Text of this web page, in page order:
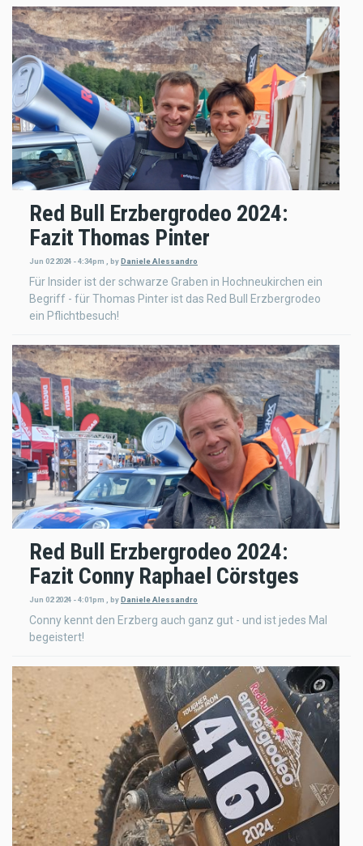
Red Bull Erzbergrodeo 2024:
Fazit Thomas Pinter
Jun 02 2024 - 4:34pm , byDaniele Alessandro
Für Insider ist der schwarze Graben in Hochneukirchen ein
Begriff - für Thomas Pinter ist das Red Bull Erzbergrodeo
ein Pflichtbesuch!
Red Bull Erzbergrodeo 2024:
Fazit Conny Raphael Cörstges
Jun 02 2024 - 4:01pm , byDaniele Alessandro
Conny kennt den Erzberg auch ganz gut - und ist jedes Mal
begeistert!